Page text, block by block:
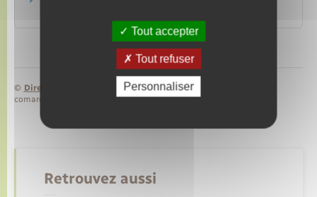
© Direction de l’information légale et administrative
comarquage developpé parbaseo.io
Retrouvez aussi
Tout accepter
Tout refuser
Personnaliser